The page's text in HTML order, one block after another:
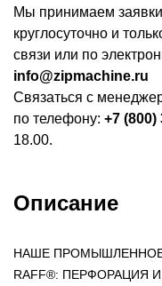
Мы принимаем
круглосуточно и
связи или по
info@zipmachine.ru
Связаться с
по телефону: +7 (800)
18.00.
Описание
НАШЕ
RAFF®: ПЕРФОРАЦИЯ